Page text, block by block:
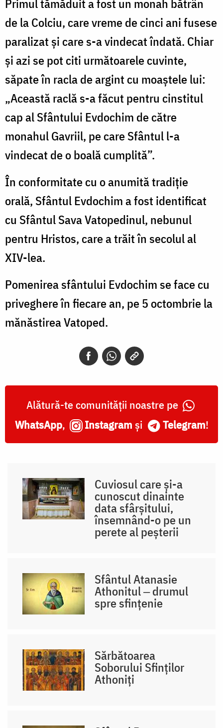
Primul tămăduit a fost un monah bătrân
de la Colciu, care vreme de cinci ani fusese
paralizat și care s-a vindecat îndată. Chiar
și azi se pot citi următoarele cuvinte,
săpate în racla de argint cu moaștele lui:
„Această raclă s-a făcut pentru cinstitul
cap al Sfântului Evdochim de către
monahul Gavriil, pe care Sfântul l-a
vindecat de o boală cumplită”.
În conformitate cu o anumită tradiție
orală, Sfântul Evdochim a fost identificat
cu Sfântul Sava Vatopedinul, nebunul
pentru Hristos, care a trăit în secolul al
XIV-lea.
Pomenirea sfântului Evdochim se face cu
priveghere în fiecare an, pe 5 octombrie la
mănăstirea Vatoped.
Alătură-te comunității noastre pe
WhatsApp, Instagram și Telegram!
Cuviosul care și-a
cunoscut dinainte
data sfârșitului,
însemnând-o pe un
perete al peșterii
Sfântul Atanasie
Athonitul ‒ drumul
spre sfințenie
Sărbătoarea
Soborului Sfinților
Athoniți